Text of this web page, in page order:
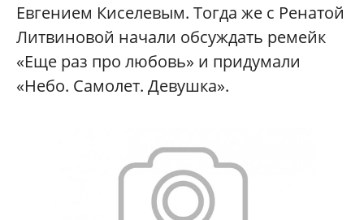
Евгением Киселевым. Тогда же с Ренатой
Литвиновой начали обсуждать ремейк
«Еще раз про любовь» и придумали
«Небо. Самолет. Девушка».